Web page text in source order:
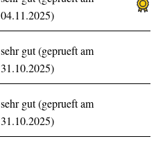
04.11.2025)
sehr gut (geprueft am
31.10.2025)
sehr gut (geprueft am
31.10.2025)